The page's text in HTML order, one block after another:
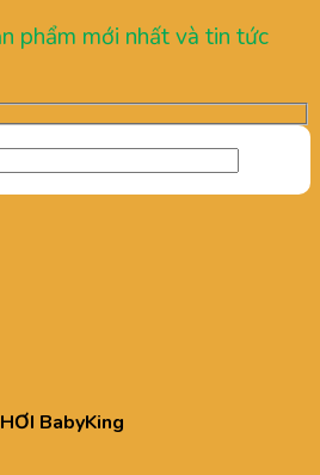
phẩm mới nhất và tin tức
BabyKing